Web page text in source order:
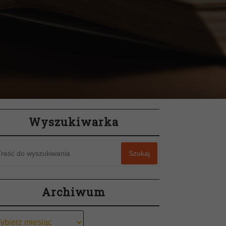
Wyszukiwarka
Szukaj
Archiwum